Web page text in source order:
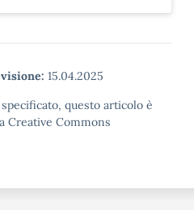
15.04.2025
questo articolo è
Creative Commons